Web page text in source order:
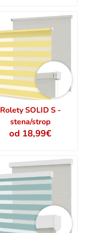
Rolety SOLID S -
stena/strop
od 18,99€